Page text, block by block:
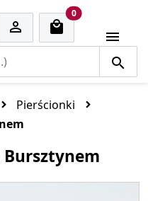

0cart items

Pierścionki
Bursztynem